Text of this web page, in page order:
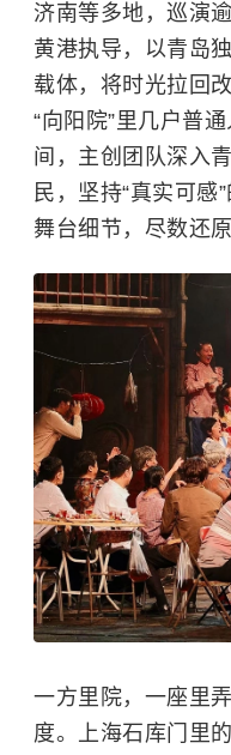
济南等多地，巡演
黄港执导，以青岛
载体，将时光拉回
“向阳院”里几户普
间，主创团队深入
民，坚持“真实可感
舞台细节，尽数还
一方里院，一座里
度。上海石库门里